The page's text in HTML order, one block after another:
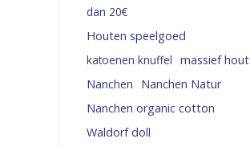
dan 20€
Houten speelgoed
katoenen knuffel massief hout
Nanchen
Nanchen Natur
Nanchen organic cotton
Waldorf doll